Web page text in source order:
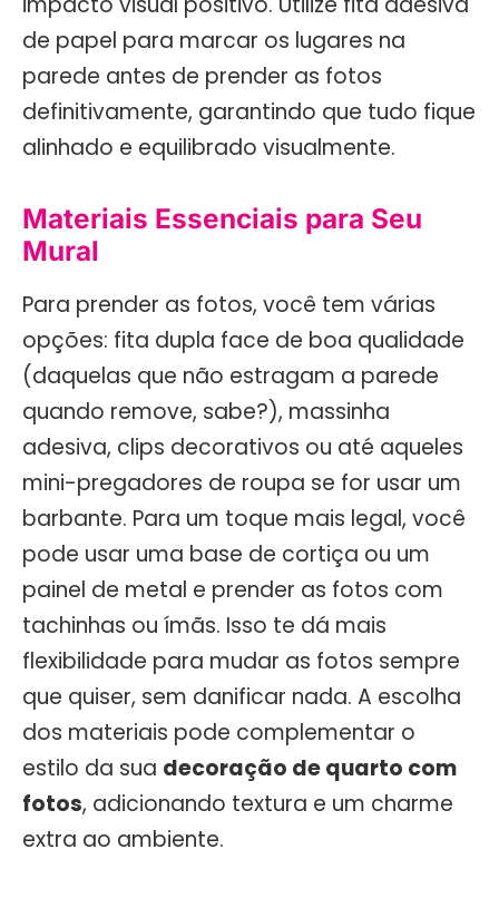
de papel para marcar os lugares na
parede antes de prender as fotos
definitivamente, garantindo que tudo fique
alinhado e equilibrado visualmente.
Materiais Essenciais para Seu
Mural
Para prender as fotos, você tem várias
opções: fita dupla face de boa qualidade
(daquelas que não estragam a parede
quando remove, sabe?), massinha
adesiva, clips decorativos ou até aqueles
mini-pregadores de roupa se for usar um
barbante. Para um toque mais legal, você
pode usar uma base de cortiça ou um
painel de metal e prender as fotos com
tachinhas ou ímãs. Isso te dá mais
flexibilidade para mudar as fotos sempre
que quiser, sem danificar nada. A escolha
dos materiais pode complementar o
estilo da sua decoração de quarto com
fotos, adicionando textura e um charme
extra ao ambiente.